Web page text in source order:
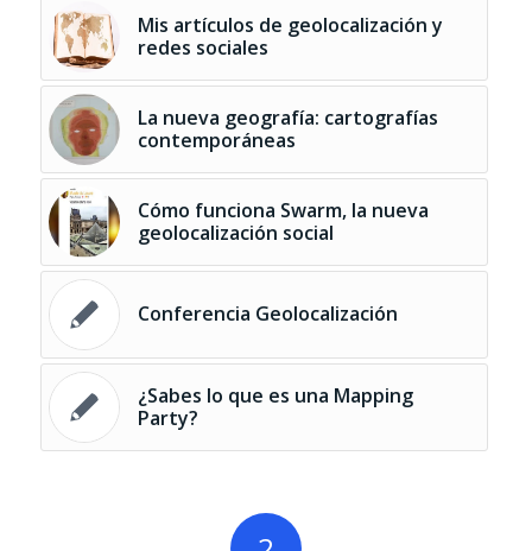
Mis artículos de geolocalización y
redes sociales
La nueva geografía: cartografías
contemporáneas
Cómo funciona Swarm, la nueva
geolocalización social
Conferencia Geolocalización
¿Sabes lo que es una Mapping
Party?